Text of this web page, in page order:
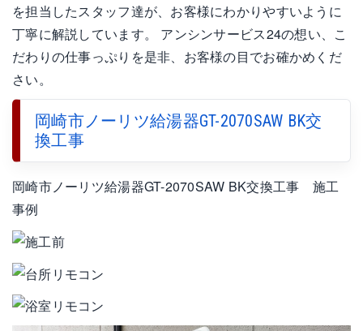
を担当したスタッフ達が、お客様にわかりやすいように
丁寧に解説しています。 アンシンサービス24の想い、こ
だわりの仕事っぷりを是非、お客様の目でお確かめくだ
さい。
岡崎市ノーリツ給湯器GT-2070SAW BK交
換工事
岡崎市ノーリツ給湯器GT-2070SAW BK交換工事 施工
事例